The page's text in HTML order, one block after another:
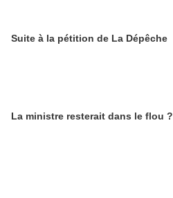
Suite à la pétition de La Dépêche
La ministre resterait dans le flou ?